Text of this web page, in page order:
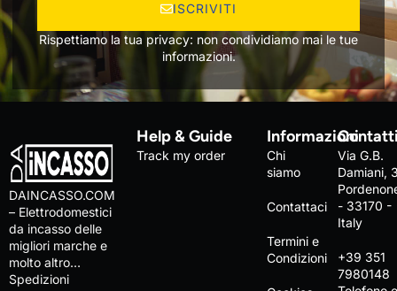
ISCRIVITI
Rispettiamo la tua privacy: non condividiamo mai le tue
informazioni.
DAINCASSO.COM
– Elettrodomestici
da incasso delle
migliori marche e
molto altro…
Spedizioni
Help & Guide
Track my order
Informazioni
Chi
siamo
Contattaci
Termini e
Condizioni
Via G.B.
Damiani,
- 33170 -
Italy
+39 351
7980148